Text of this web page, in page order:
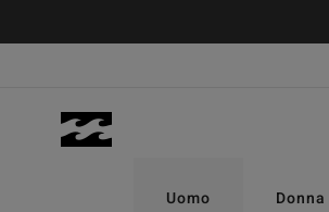
Uomo Donna